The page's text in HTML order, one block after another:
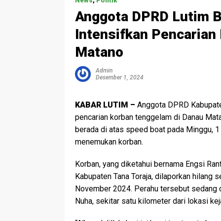
Anggota DPRD Lutim
Intensifkan Pencarian
Matano
Admin
Desember 1, 2024
KABAR LUTIM – Anggota DPRD
pencarian korban tenggelam di Danau
berada di atas speed boat pada Minggu,
menemukan korban.
Korban, yang diketahui bernama Engsi
Kabupaten Tana Toraja, dilaporkan hilang
November 2024. Perahu tersebut sedang
Nuha, sekitar satu kilometer dari lokasi